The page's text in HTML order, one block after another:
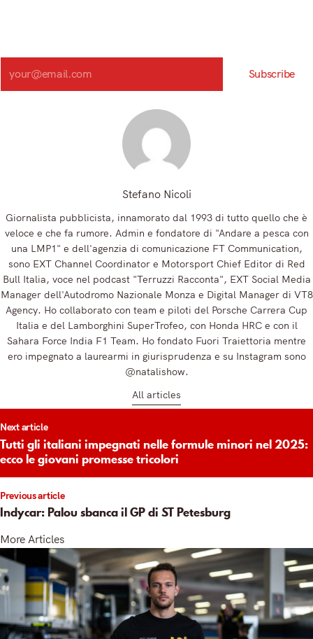
Search
Subscribe
Stefano Nicoli
Giornalista pubblicista, innamorato dal 1993 di tutto quello che è
veloce e che fa rumore. Admin e fondatore di "Andare a pesca con
una LMP1" e dell'agenzia di comunicazione FT Communication,
sono EXT Channel Coordinator e Motorsport Chief Editor di Red
Bull Italia, voce nel podcast "Terruzzi Racconta", EXT Social Media
Manager dell'Autodromo Nazionale Monza e Digital Manager di VT8
Agency. Ho collaborato con team e piloti del Porsche Carrera Cup
Italia e del Lamborghini SuperTrofeo, con Honda HRC e con il
Sahara Force India F1 Team. Ho fondato Fuori Traiettoria mentre
ero impegnato a laurearmi in giurisprudenza e su Instagram sono
@natalishow.
All articles
Previous article
Indycar: Palou sbanca il GP di ST Petesburg
Next article
Tutti gli italiani impegnati nelle formule minori nel 2025:
ecco le giovani promesse tricolori
More Articles